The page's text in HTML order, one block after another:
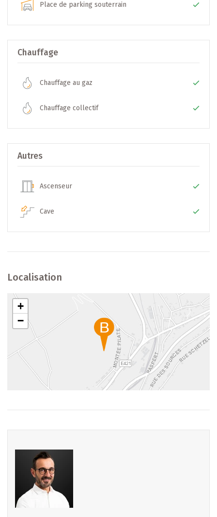
pieds)
- Luxembourg - Gare Centrale : +/- 3,5 km
- Banque B.E.I : +/- 2,5 km
- Hôpital Kirchberg : +/- 6 km
- Station Funiculaire : +/- 3 km
Si ce bien vous intéresse, veuillez nous contacter au 26 44
13 88 ou par email
amples informations ou pour prendre un rendez-vous.
régulièrement mises à jour.
-- Sous toutes réserves --
Place de parking souterrain
Chauffage
Chauffage au gaz
Chauffage collectif
Autres
Ascenseur
Cave
Localisation
+
−